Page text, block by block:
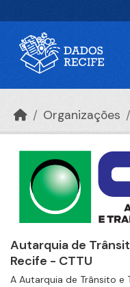
Organizações
Autarquia de
Recife - CTTU
A Autarquia de Trânsito e